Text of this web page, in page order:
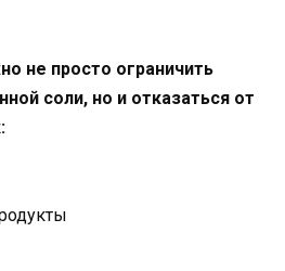
не просто ограничить
соли, но и отказаться от